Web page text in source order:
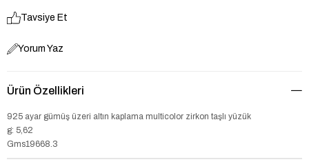
Tavsiye Et
Yorum Yaz
Ürün Özellikleri
925 ayar gümüş üzeri altın kaplama multicolor zirkon taşlı yüzük
g: 5,62
Gms19668.3